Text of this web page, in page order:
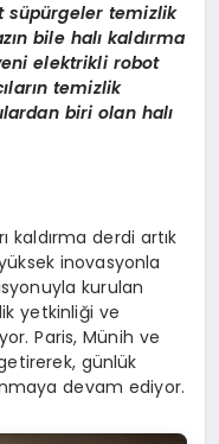
süpürgeler temizlik
ın bile halıkaldırma
elektrikli robot
ıların temizlik
biri olan halı
kaldırma derdi artık
inovasyonla
kurulan
yetkinliği ve
Paris, Münih ve
günlük
devam ediyor.